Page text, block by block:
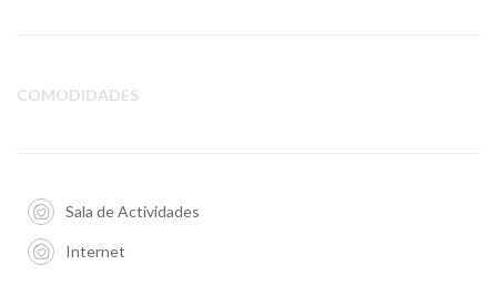
COMODIDADES
Sala de Actividades
Internet